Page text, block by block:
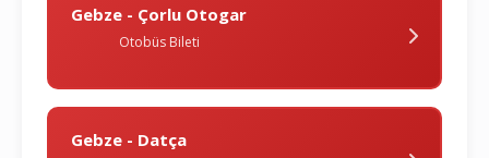
Gebze - Çorlu Otogar
Otobüs Bileti
Gebze - Datça